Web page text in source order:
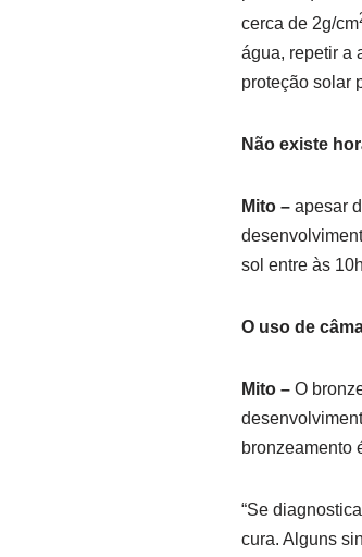
cerca de 2g/cm
água, repetir a
proteção solar
Não existe
Mito – apesar
sol entre às
O uso de
Mito – O
bronzeamento
“Se
cura. Alguns